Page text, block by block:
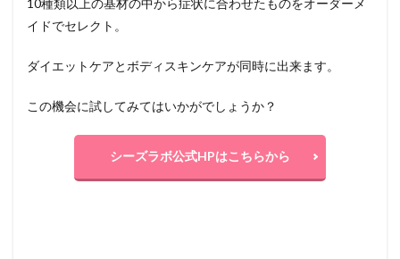
10種類以上の基材の中から症状に合わせたものをオーダーメ
イドでセレクト。
ダイエットケアとボディスキンケアが同時に出来ます。
この機会に試してみてはいかがでしょうか？
シーズラボ公式HPはこちらから